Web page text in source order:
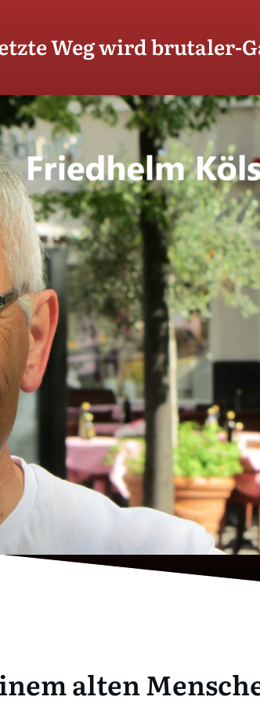
Weg wird brutaler-
alten